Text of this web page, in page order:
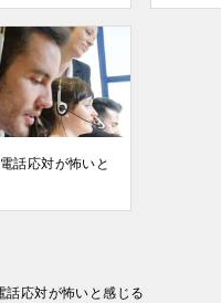
話応対が怖いと
話応対が怖いと感じる